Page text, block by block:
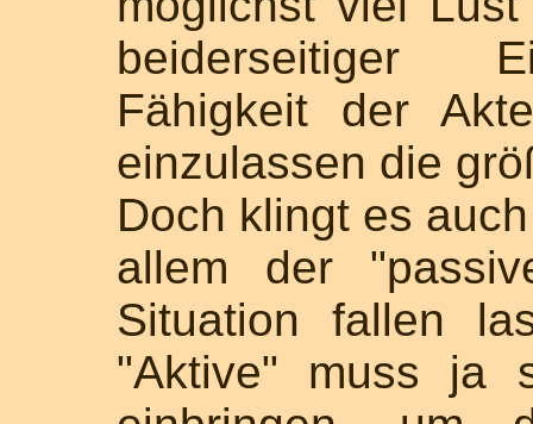
beiderseitiger
Fähigkeit der
einzulassen die
Doch klingt es
allem der
Situation fallen
"Aktive" muss ja